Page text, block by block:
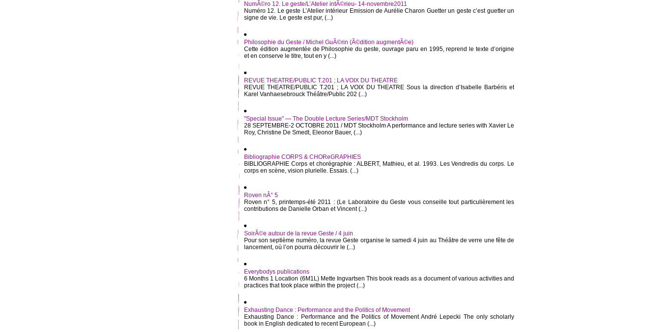
NumÃ©ro 12. Le geste/L’Atelier intÃ©rieu- 14-novembre2011
Numéro 12. Le geste L’Atelier intérieur Emission de Aurélie Charon Guetter un geste c’est guetter un
signe de vie. Le geste est pur, (...)
Philosophie du Geste / Michel GuÃ©rin (Ã©dition augmentÃ©e)
Cette édition augmentée de Philosophie du geste, ouvrage paru en 1995, reprend le texte d’origine
et en conserve le titre, tout en y (...)
REVUE THEATRE/PUBLIC T.201 ; LA VOIX DU THEATRE
REVUE THEATRE/PUBLIC T.201 ; LA VOIX DU THEATRE Sous la direction d’Isabelle Barbéris et
Karel Vanhaesebrouck Théâtre/Public 202 (...)
"Special Issue" — The Double Lecture Series/MDT Stockholm
28 SEPTEMBRE-2 OCTOBRE 2011 / MDT Stockholm A performance and lecture series with Xavier Le
Roy, Christine De Smedt, Eleonor Bauer, (...)
Bibliographie CORPS & CHOReGRAPHIES
BIBLIOGRAPHIE Corps et chorégraphie : ALBERT, Mathieu, et al. 1993. Les Vendredis du corps. Le
corps en scène, vision plurielle. Essais. (...)
Roven nÂ° 5
Roven n° 5, printemps-été 2011 : (Le Laboratoire du Geste vous conseille tout particulièrement les
contributions de Danielle Orban et Vincent (...)
SoirÃ©e autour de la revue Geste / 4 juin
Pour son septième numéro, la revue Geste organise le samedi 4 juin au Théâtre de verre une fête de
lancement, où l’on pourra découvrir le (...)
Everybodys publications
6 Months 1 Location (6M1L) Mette Ingvartsen This book reads as a document of various activities and
practices that took place within the project (...)
Exhausting Dance : Performance and the Politics of Movement
Exhausting Dance : Performance and the Politics of Movement André Lepecki The only scholarly
book in English dedicated to recent European (...)